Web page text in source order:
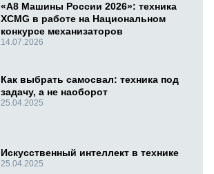
«А8 Машины России 2026»: техника
XCMG в работе на Национальном
конкурсе механизаторов
14.07.2026
Как выбрать самосвал: техника под
задачу, а не наоборот
25.04.2025
Искусственный интеллект в технике
25.04.2025